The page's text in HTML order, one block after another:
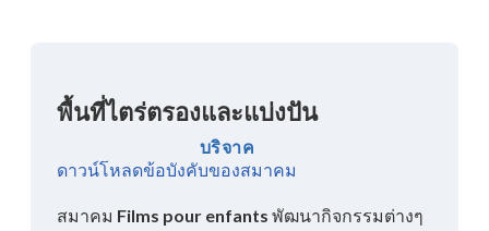
บริจาค
พื้นที่ไตร่ตรองและแบ่งปัน
ดาวน์โหลดข้อบังคับของสมาคม
สมาคม Films pour enfants พัฒนากิจกรรมต่างๆ